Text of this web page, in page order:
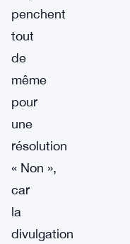
penchent
tout
de
même
pour
une
résolution
« Non »,
car
la
divulgation